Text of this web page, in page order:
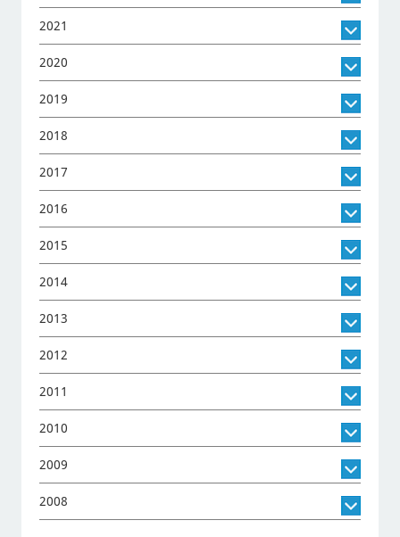
2021
2020
2019
2018
2017
2016
2015
2014
2013
2012
2011
2010
2009
2008